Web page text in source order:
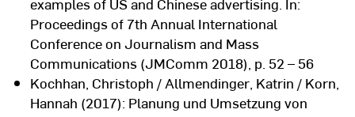
Proceedings of 7th Annual International
Conference on Journalism and Mass
Communications (JMComm 2018), p. 52 – 56
Kochhan, Christoph / Allmendinger, Katrin / Korn,
Hannah (2017): Planung und Umsetzung von